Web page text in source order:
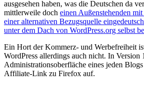
ausgesehen haben, was die Deutschen da
mittlerweile doch einen Außenstehenden
einer alternativen Bezugsquelle
unter dem Dach von WordPress.org selbst
Ein Hort der Kommerz- und Werbefreiheit
WordPress allerdings auch nicht. In Version
Administrationsoberfläche eines jeden
Affiliate-Link zu Firefox auf.